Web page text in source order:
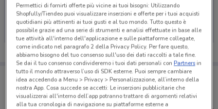
Ci dispiace, al momento non abbiamo pubblicato
volantini nella tua zona. Riprova più tardi.
Porta DoveConviene sempre con te!
Puoi trovare le migliori offerte dei negozi vicino a te,
salvarle e creare la tua lista del risparmio, comodamente
dal tuo cellulare.
Permettici di fornirti offerte più vicine ai tuoi bisogni: Utilizzando
Shopfully/Tiendeo puoi visualizzare inserzioni e offerte per i tuoi acquisti
quotidiani più attinenti ai tuoi gusti e al tuo mondo. Tutto questo è
possibile grazie ad una serie di strumenti e analisi effettuate in base alle
tue attività all'interno dell'applicazione e sulle piattaforme collegate,
come indicato nel paragrafo 2 della Privacy Policy. Per fare questo,
abbiamo bisogno del tuo consenso sull'uso dei dati raccolti a tale fine.
Se dai il tuo consenso condivideremo i tuoi dati personali conPartnersin
tutto il mondo attraverso l’uso di SDK esterne. Puoi sempre cambiare
idea accedendo a Menu > Privacy > Personalizzazione, all’interno della
nostra App. Cosa succede se accetti: Le inserzioni pubblicitarie che
visualizzerai all'interno dell’app potranno trattare di argomenti relativi
alla tua cronologia di navigazione su piattaforme esterne a